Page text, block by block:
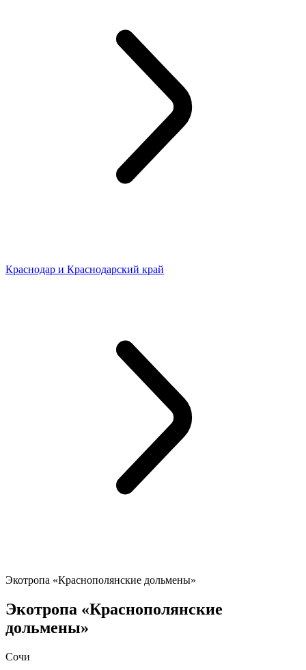
Краснодар и Краснодарский край
Экотропа «Краснополянские дольмены»
Экотропа «Краснополянские
дольмены»
Сочи